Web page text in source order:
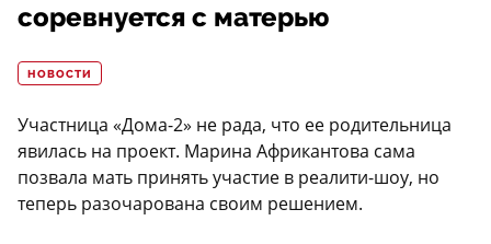
соревнуется с матерью
НОВОСТИ
Участница «Дома-2» не рада, что ее родительница
явилась на проект. Марина Африкантова сама
позвала мать принять участие в реалити-шоу, но
теперь разочарована своим решением.